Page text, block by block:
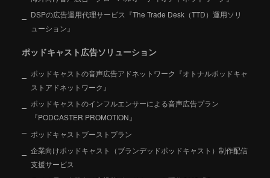
DSPの広告運用代理サービス『The Trade Desk（TTD）運用ソリ
ューション』
ポッドキャスト広告ソリューション
ポッドキャストの音声広告アドネットワーク『オトナルポッドキャ
ストアドネットワーク』
ポッドキャストのインフルエンサーによる音声広告プラン
『PODCASTER PROMOTION』
ポッドキャストブーストプラン
企業向けポッドキャスト（ブランデッドポッドキャスト）制作配信
支援サービス